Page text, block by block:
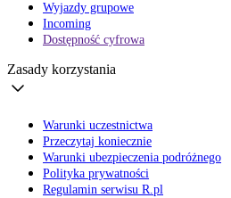
Wyjazdy grupowe
Incoming
Dostępność cyfrowa
Zasady korzystania
Warunki uczestnictwa
Przeczytaj koniecznie
Warunki ubezpieczenia podróżnego
Polityka prywatności
Regulamin serwisu R.pl